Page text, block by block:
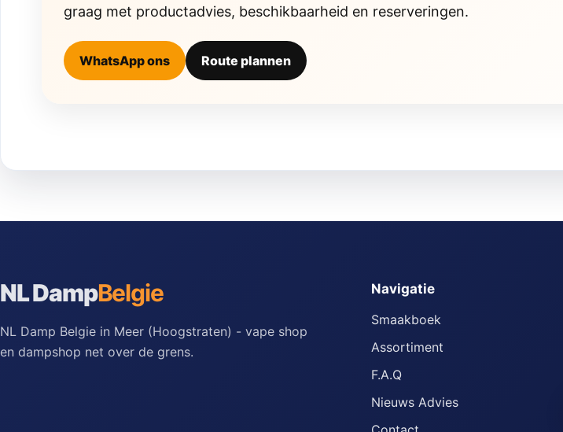
graag met productadvies, beschikbaarheid en reserveringen.
WhatsApp ons Route plannen
NL DampBelgie
NL Damp Belgie in Meer (Hoogstraten) - vape shop
en dampshop net over de grens.
Navigatie
Smaakboek
Assortiment
F.A.Q
Nieuws Advies